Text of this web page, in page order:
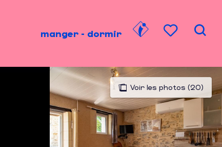
manger - dormir
Voir les photos (20)